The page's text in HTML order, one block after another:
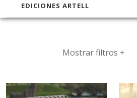
EDICIONES ARTELL
Mostrar filtros +